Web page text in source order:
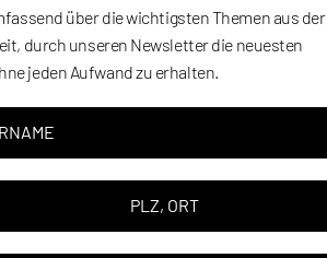
BLICK EINER LIEBENDEN I
Artikelnummer
KategorieDeniz Alt (Malerei)
ArtÖlmalerei
über die wichtigsten Themen aus der
durch unseren Newsletter die neuesten
jeden Aufwand zu erhalten.